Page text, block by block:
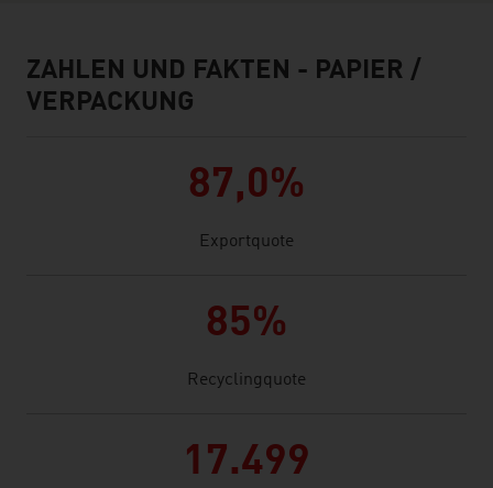
facts & figures
ZAHLEN UND FAKTEN - PAPIER /
VERPACKUNG
87,0%
Exportquote
85%
Recyclingquote
17.499